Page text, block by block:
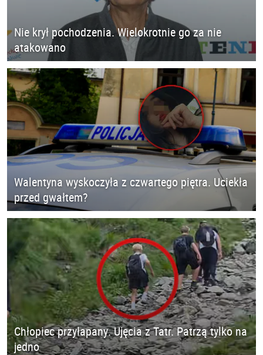
Nie krył pochodzenia. Wielokrotnie go za nie
atakowano
Walentyna wyskoczyła z czwartego piętra. Uciekła
przed gwałtem?
Chłopiec przyłapany. Ujęcia z Tatr. Patrzą tylko na
jedno